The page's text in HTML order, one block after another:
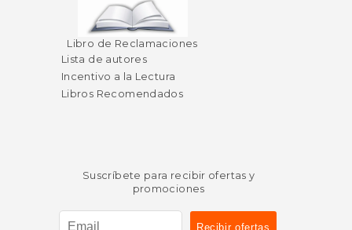
Libro de Reclamaciones
Lista de autores
Incentivo a la Lectura
Libros Recomendados
Suscríbete para recibir ofertas y
promociones